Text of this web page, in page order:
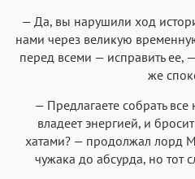
— Да, вы нарушили ход
нами через великую
перед всеми — исправить ее,
же
— Предлагаете собрать
владеет энергией, и
хатами? — продолжал лорд
чужака до абсурда, но тот